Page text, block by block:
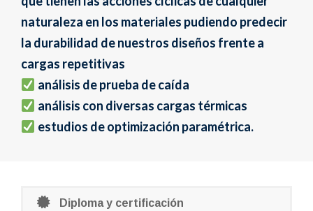
naturaleza en los materiales pudiendo predecir
la durabilidad de nuestros diseños frente a
cargas repetitivas
análisis de prueba de caída
análisis con diversas cargas térmicas
estudios de optimización paramétrica.
Diploma y certificación